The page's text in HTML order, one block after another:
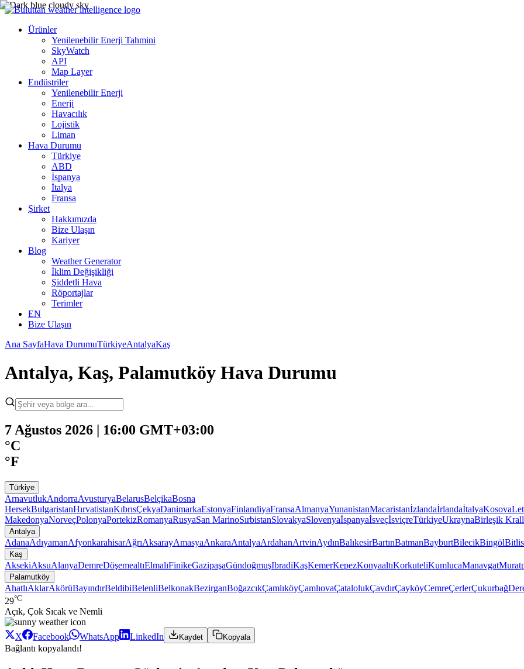
Ürünler
Yenilenebilir Enerji Tahmini
SkyWatch
API
Map Layer
Endüstriler
Yenilenebilir Enerji
Enerji
Havacılık
Lojistik
Liman
Hava Durumu
Türkiye
ABD
İspanya
İtalya
Fransa
Şirket
Hakkımızda
Bize Ulaşın
Kariyer
Blog
Weather Generator
İklim Değişikliği
Şiddetli Hava
Röportajlar
Terimler
EN
Bize Ulaşın
Ana SayfaHava DurumuTürkiyeAntalyaKaş
Antalya, Kaş, Palamutköy Hava Durumu
7 Ağustos 2026 | 16:00 GMT+03:00
°C
°F
Türkiye
ArnavutlukAndorraAvusturyaBelarusBelçikaBosna
HersekBulgaristanHırvatistanKıbrısÇekyaDanimarkaEstonyaFinlandiyaFransaAlmanyaYunanistanMacaristanİzlandaİrlandaİtalyaKosova
MakedonyaNorveçPolonyaPortekizRomanyaRusyaSan MarinoSırbistanSlovakyaSlovenyaİspanyaİsveçİsviçreTürkiyeUkraynaBirleşik
Antalya
AdanaAdıyamanAfyonkarahisarAğrıAksarayAmasyaAnkaraAntalyaArdahanArtvinAydınBalıkesirBartınBatmanBayburtBilecikBingölBitlis
Kaş
AksekiAksuAlanyaDemreDöşemealtıElmalıFinikeGazipaşaGündoğmuşIbradiKaşKemerKepezKonyaaltıKorkuteliKumlucaManavgat
Palamutköy
AhatlıAklarAkörüBayındırBeldibiBelenliBelkonakBezirganBoğazcıkÇamlıköyÇamlıovaÇatalolukÇavdırÇayköyCemreÇerlerÇukurbağ
29°C
Açık, Çok Sıcak ve Nemli
X Facebook WhatsApp LinkedIn Kaydet Kopyala
Bağlantı kopyalandı!